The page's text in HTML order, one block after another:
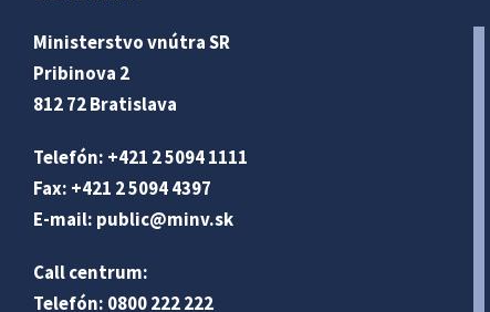
Ministerstvo vnútra SR
Pribinova 2
812 72 Bratislava
Telefón: +421 2 5094 1111
Fax: +421 2 5094 4397
E-mail: public@minv.sk
Call centrum:
Telefón: 0800 222 222